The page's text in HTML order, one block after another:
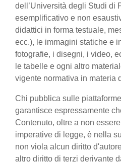
dell’Università degli Studi di
esemplificativo e non
didattici in forma testuale,
ecc.), le immagini statiche e
fotografie, i disegni, i video,
le tabelle e ogni altro
vigente normativa in materia
Chi pubblica sulle
garantisce espressamente
Contenuto, oltre a non
imperative di legge, è nella
non viola alcun diritto
altro diritto di terzi derivante